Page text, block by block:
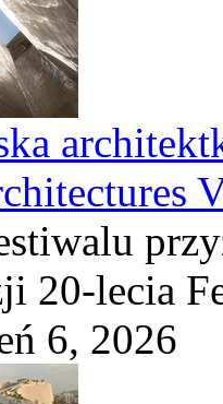
20-lecia
6, 2026